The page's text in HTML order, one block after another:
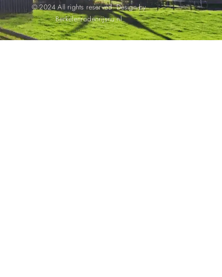
© 2024 All rights reserved. Design by
Berkelenrodenrijsnu.nl